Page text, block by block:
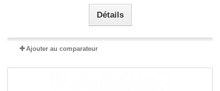
Détails
Ajouter au comparateur